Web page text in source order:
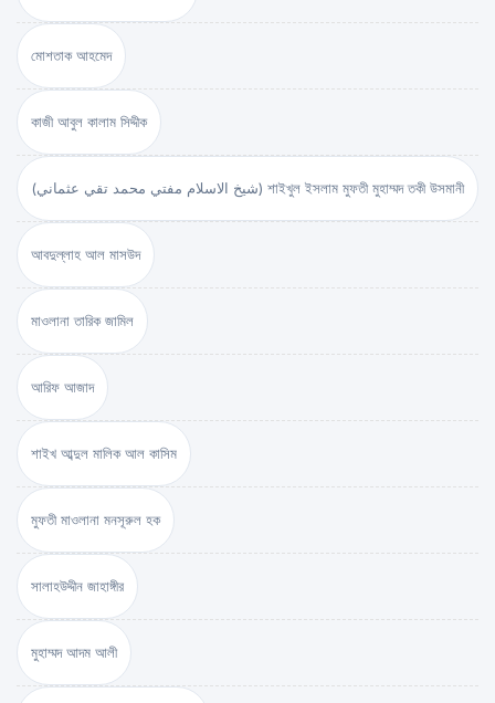
মোশতাক আহমেদ
কাজী আবুল কালাম সিদ্দীক
(شيخ الاسلام مفتي محمد تقي عثماني) শাইখুল ইসলাম মুফতী মুহাম্মদ তকী উসমানী
আবদুল্লাহ আল মাসউদ
মাওলানা তারিক জামিল
আরিফ আজাদ
শাইখ আব্দুল মালিক আল কাসিম
মুফতী মাওলানা মনসূরুল হক
সালাহউদ্দীন জাহাঙ্গীর
মুহাম্মদ আদম আলী